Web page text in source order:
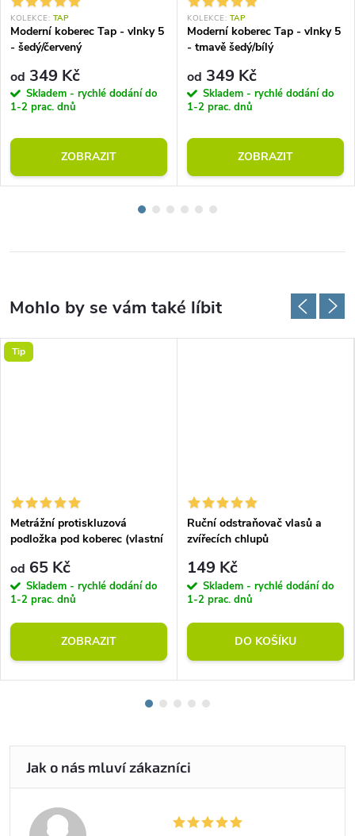
KOLEKCE: TAP
Moderní koberec Tap - vlnky 5
- šedý/červený
od 349 Kč
Skladem - rychlé dodání do
1-2 prac. dnů
ZOBRAZIT
KOLEKCE: TAP
Moderní koberec Tap - vlnky 5
- tmavě šedý/bílý
od 349 Kč
Skladem - rychlé dodání do
1-2 prac. dnů
ZOBRAZIT
Tip
Metrážní protiskluzová
podložka pod koberec (vlastní
od 65 Kč
Skladem - rychlé dodání do
1-2 prac. dnů
ZOBRAZIT
Ruční odstraňovač vlasů a
zvířecích chlupů
149 Kč
Skladem - rychlé dodání do
1-2 prac. dnů
DO KOŠÍKU